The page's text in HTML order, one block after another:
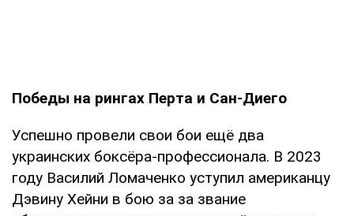
Победы на рингах Перта и Сан-Диего
Успешно провели свои бои ещё два
украинских боксёра-профессионала. В 2023
году Василий Ломаченко уступил американцу
Дэвину Хейни в бою за за звание